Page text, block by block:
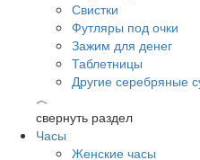
Свистки
Футляры под очки
Зажим для денег
Таблетницы
Другие серебряные
︿
свернуть раздел
Часы
Женские часы